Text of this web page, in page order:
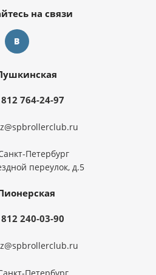
на связи
764-24-97
Петербург
переулок, д.5
240-03-90
Петербург,